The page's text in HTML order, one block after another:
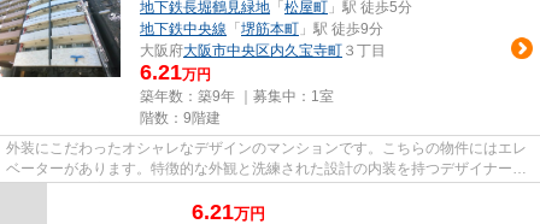
地下鉄長堀鶴見緑地 「 松屋町 」駅 徒歩5分
地下鉄中央線 「 堺筋本町 」駅 徒歩9分
大阪府大阪市中央区内久宝寺町 ３丁目
6.21万円
築年数：築9年 ｜募集中： 1室
階数：9階建
外装にこだわったオシャレなデザインのマンションです。こちらの物件にはエレ
ベーターがあります。特徴的な外観と洗練された設計の内装を持つデザイナー
6.21万円